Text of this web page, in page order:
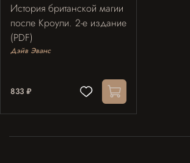
История британской магии
после Кроули. 2-е издание
(PDF)
Дэйв Эванс
833 ₽